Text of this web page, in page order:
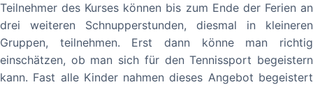
Teilnehmer des Kurses können bis zum Ende der Ferien an
drei weiteren Schnupperstunden, diesmal in kleineren
Gruppen, teilnehmen. Erst dann könne man richtig
einschätzen, ob man sich für den Tennissport begeistern
kann. Fast alle Kinder nahmen dieses Angebot begeistert